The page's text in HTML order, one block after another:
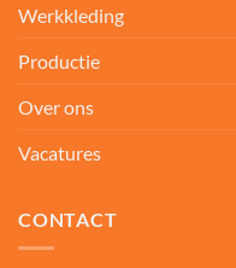
Werkkleding
Productie
Over ons
Vacatures
CONTACT